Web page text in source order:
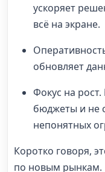
ускоряет
всё на экране.
обновляет
Фокус на
бюджеты и не
непонятных
Коротко говоря,
по новым рынкам.